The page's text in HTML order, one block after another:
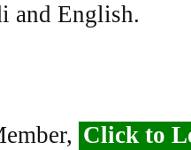
and English.
Click to